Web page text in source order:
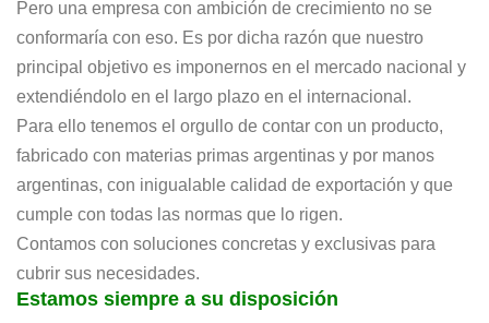
Pero una empresa con ambición de crecimiento no se
conformaría con eso. Es por dicha razón que nuestro
principal objetivo es imponernos en el mercado nacional y
extendiéndolo en el largo plazo en el internacional.
Para ello tenemos el orgullo de contar con un producto,
fabricado con materias primas argentinas y por manos
argentinas, con inigualable calidad de exportación y que
cumple con todas las normas que lo rigen.
Contamos con soluciones concretas y exclusivas para
cubrir sus necesidades.
Estamos siempre a su disposición